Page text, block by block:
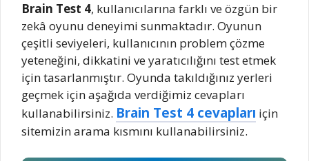
Brain Test 4, kullanıcılarına farklı ve özgün bir
zekâ oyunu deneyimi sunmaktadır. Oyunun
çeşitli seviyeleri, kullanıcının problem çözme
yeteneğini, dikkatini ve yaratıcılığını test etmek
için tasarlanmıştır. Oyunda takıldığınız yerleri
geçmek için aşağıda verdiğimiz cevapları
kullanabilirsiniz. Brain Test 4 cevapları için
sitemizin arama kısmını kullanabilirsiniz.